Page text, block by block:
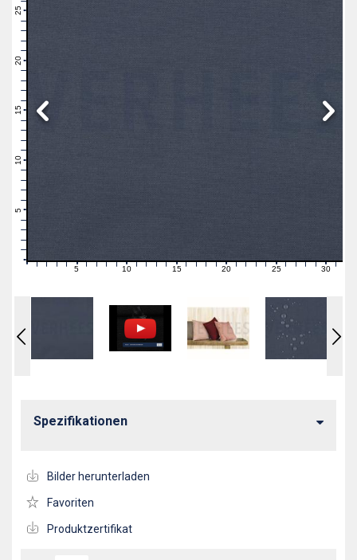
11
16
21
26
1 2 3 4 5 6 7 89 11121314 16171819 21222324 26272829 30 31
Spezifikationen
Bilder herunterladen
Favoriten
Produktzertifikat